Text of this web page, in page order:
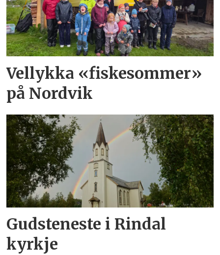
Vellykka «fiskesommer»
på Nordvik
Gudsteneste i Rindal
kyrkje